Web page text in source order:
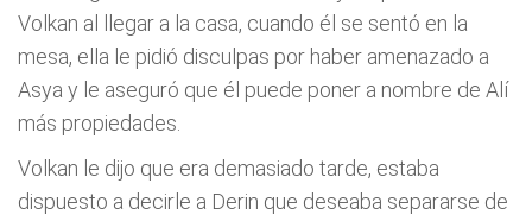
Volkan al llegar a la casa, cuando él se sentó en la
mesa, ella le pidió disculpas por haber amenazado a
Asya y le aseguró que él puede poner a nombre de Alí
más propiedades.
Volkan le dijo que era demasiado tarde, estaba
dispuesto a decirle a Derin que deseaba separarse de